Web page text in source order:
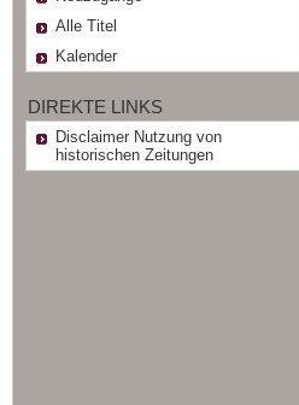
Alle Titel
Kalender
DIREKTE LINKS
Disclaimer Nutzung von
historischen Zeitungen